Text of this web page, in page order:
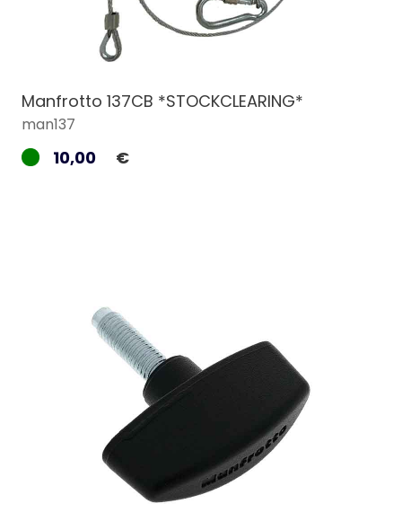
Manfrotto 137CB *STOCKCLEARING*
man137
10,00 €